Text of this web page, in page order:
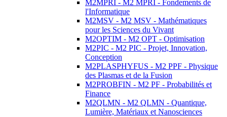
M2MPRI - M2 MPRI - Fondements de
l'Informatique
M2MSV - M2 MSV - Mathématiques
pour les Sciences du Vivant
M2OPTIM - M2 OPT - Optimisation
M2PIC - M2 PIC - Projet, Innovation,
Conception
M2PLASPHYFUS - M2 PPF - Physique
des Plasmas et de la Fusion
M2PROBFIN - M2 PF - Probabilités et
Finance
M2QLMN - M2 QLMN - Quantique,
Lumière, Matériaux et Nanosciences